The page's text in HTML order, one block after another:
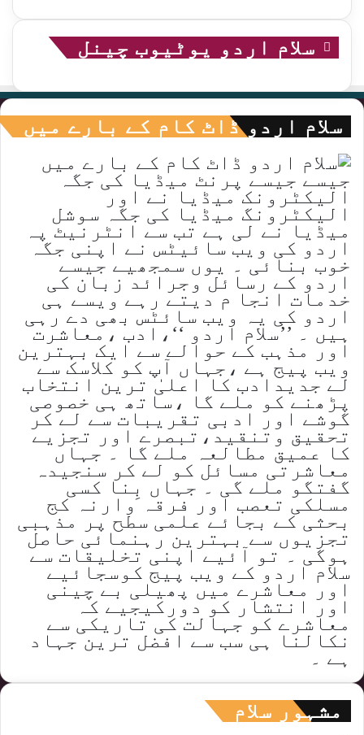
سلام اردو یوٹیوب چینل
سلام اردو ڈاٹ کام کے بارے میں
جیسے جیسے پرنٹ میڈیا کی جگہ
الیکٹرونک میڈیا نے اور
الیکٹرونگ میڈیا کی جگہ سوشل
میڈیا نے لی ہے تب سے انٹرنیٹ پہ
اردو کی ویب سائیٹس نے اپنی جگہ
خوب بنائی ۔ یوں سمجھیے جیسے
اردو کے رسائل وجرائد زبان کی
خدمات انجا م دیتے رہے ویسے ہی
اردو کی یہ ویب سائٹس بھی دے رہی
ہیں ۔ ’’سلام اردو ‘‘،ادب ،معاشرت
اور مذہب کے حوالے سے ایک بہترین
ویب پیج ہے ،جہاں آپ کو کلاسک سے
لے جدیدادب کا اعلیٰ ترین انتخاب
پڑھنے کو ملے گا ،ساتھ ہی خصوصی
گوشے اور ادبی تقریبات سے لے کر
تحقیق وتنقید،تبصرے اور تجزیے
کا عمیق مطالعہ ملے گا ۔ جہاں
معاشرتی مسائل کو لے کر سنجیدہ
گفتگو ملے گی ۔ جہاں بِنا کسی
مسلکی تعصب اور فرقہ وارنہ کج
بحثی کے بجائے علمی سطح پر مذہبی
تجزیوں سے بہترین رہنمائی حاصل
ہوگی ۔ تو آئیے اپنی تخلیقات سے
سلام اردو کے ویب پیج کوسجائیے
اور معاشرے میں پھیلی بے چینی
اور انتشار کو دورکیجیے کہ
معاشرے کو جہالت کی تاریکی سے
نکالنا ہی سب سے افضل ترین جہاد
ہے ۔
مشہور سلام